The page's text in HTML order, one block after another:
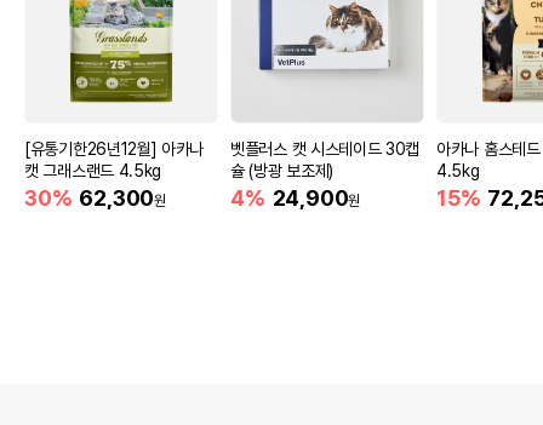
[유통기한26년12월] 아카나
캣 그래스랜드 4.5kg
30% 62,300원
벳플러스 캣 시스테이드 30캡
슐 (방광 보조제)
4% 24,900원
아카나 홈스테
4.5kg
15%